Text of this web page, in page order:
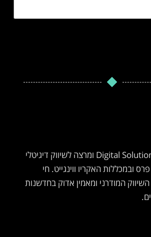
מנכ"ל חברת Digital Solutions ומרצה לשיווק דיגיטלי
ובמכללות האקריו ווינגייט. חי
המודרני ומאמין אדוק בחדשנות